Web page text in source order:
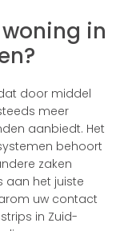
in
door middel
meer
aanbiedt. Het
behoort
zaken
aan het juiste
uw contact
in Zuid-